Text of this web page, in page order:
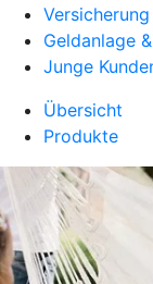
Geldanlage
Junge
Übersicht
Produkte